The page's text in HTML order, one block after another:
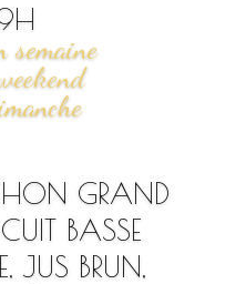
GRAND
BASSE
JUS BRUN,